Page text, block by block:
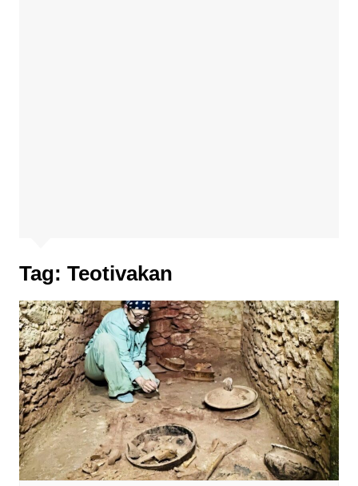
Tag: Teotivakan